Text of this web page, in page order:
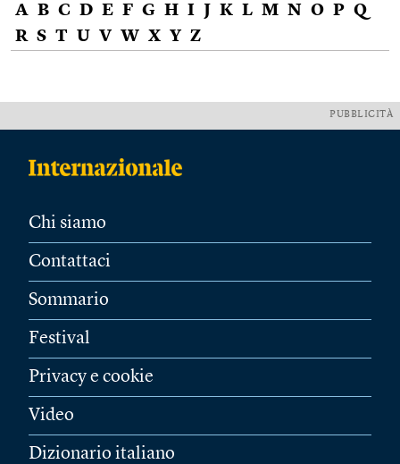
A B C D E F G H I J K L M N O P Q
R S T U V W X Y Z
PUBBLICITÀ
Chi siamo
Contattaci
Sommario
Festival
Privacy e cookie
Video
Dizionario italiano